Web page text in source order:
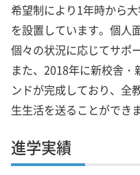
希望制により1年時から
を設置しています。個人
個々の状況に応じてサポ
また、2018年に新校舎
ンドが完成しており、全
生生活を送ることができ
進学実績